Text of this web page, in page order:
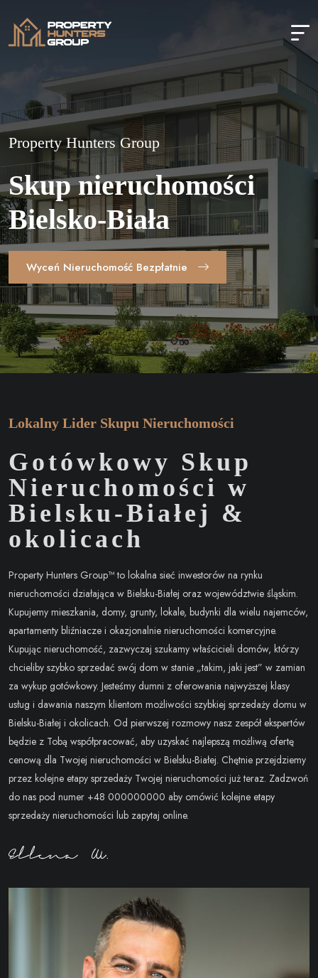
Property Hunters Group
Skup nieruchomości
Bielsko-Biała
Wyceń Nieruchomość Bezpłatnie
Lokalny Lider Skupu Nieruchomości
Gotówkowy Skup
Nieruchomości w
Bielsku-Białej &
okolicach
Property Hunters Group™ to lokalna sieć inwestorów na rynku
nieruchomości działająca w Bielsku-Białej oraz województwie śląskim.
Kupujemy mieszkania, domy, grunty, lokale, budynki dla wielu najemców,
apartamenty bliźniacze i okazjonalnie nieruchomości komercyjne.
Kupując nieruchomość, zazwyczaj szukamy właścicieli domów, którzy
chcieliby szybko sprzedać swój dom w stanie „takim, jaki jest” w zamian
za wykup gotówkowy. Jesteśmy dumni z oferowania najwyższej klasy
usług i dawania naszym klientom możliwości szybkiej sprzedaży domu w
Bielsku-Białej i okolicach. Od pierwszej rozmowy nasz zespół ekspertów
będzie z Tobą współpracować, aby uzyskać najlepszą możliwą ofertę
cenową dla Twojej nieruchomości w Bielsku-Białej. Chętnie przejdziemy
przez kolejne etapy sprzedaży Twojej nieruchomości już teraz. Zadzwoń
do nas pod numer +48 000000000 aby omówić kolejne etapy
sprzedaży nieruchomości lub zapytaj online.